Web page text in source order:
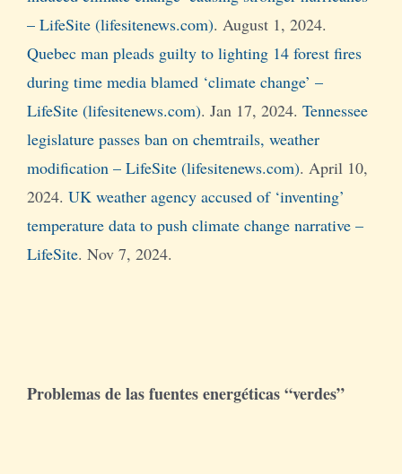
– LifeSite (lifesitenews.com). August 1, 2024.
Quebec man pleads guilty to lighting 14 forest fires
during time media blamed ‘climate change’ –
LifeSite (lifesitenews.com). Jan 17, 2024. Tennessee
legislature passes ban on chemtrails, weather
modification – LifeSite (lifesitenews.com). April 10,
2024. UK weather agency accused of ‘inventing’
temperature data to push climate change narrative –
LifeSite. Nov 7, 2024.
Problemas de las fuentes energéticas “verdes”